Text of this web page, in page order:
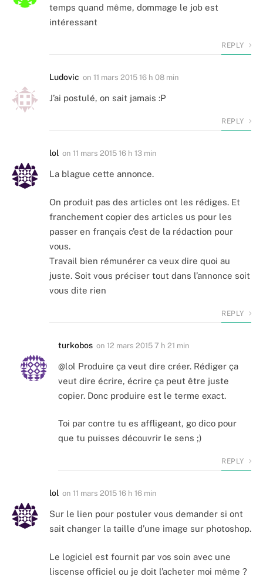
temps quand même, dommage le job est
intéressant
REPLY
Ludovic on 11 mars 2015 16 h 08 min
J’ai postulé, on sait jamais :P
REPLY
lol on 11 mars 2015 16 h 13 min
La blague cette annonce.
On produit pas des articles ont les rédiges. Et
franchement copier des articles us pour les
passer en français c’est de la rédaction pour
vous.
Travail bien rémunérer ca veux dire quoi au
juste. Soit vous préciser tout dans l’annonce soit
vous dite rien
REPLY
turkobos on 12 mars 2015 7 h 21 min
@lol Produire ça veut dire créer. Rédiger ça
veut dire écrire, écrire ça peut être juste
copier. Donc produire est le terme exact.
Toi par contre tu es affligeant, go dico pour
que tu puisses découvrir le sens ;)
REPLY
lol on 11 mars 2015 16 h 16 min
Sur le lien pour postuler vous demander si ont
sait changer la taille d’une image sur photoshop.
Le logiciel est fournit par vos soin avec une
liscense officiel ou je doit l’acheter moi même ?